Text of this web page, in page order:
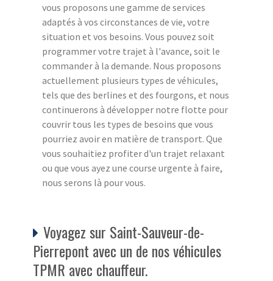
vous proposons une gamme de services
adaptés à vos circonstances de vie, votre
situation et vos besoins. Vous pouvez soit
programmer votre trajet à l'avance, soit le
commander à la demande. Nous proposons
actuellement plusieurs types de véhicules,
tels que des berlines et des fourgons, et nous
continuerons à développer notre flotte pour
couvrir tous les types de besoins que vous
pourriez avoir en matière de transport. Que
vous souhaitiez profiter d'un trajet relaxant
ou que vous ayez une course urgente à faire,
nous serons là pour vous.
Voyagez sur Saint-Sauveur-de-
Pierrepont avec un de nos véhicules
TPMR avec chauffeur.